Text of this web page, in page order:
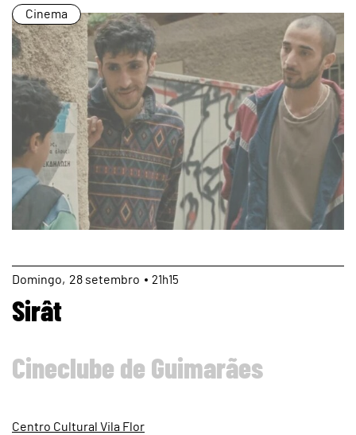
Cinema
page
28 setembro
Domingo 21h15
Sirât
Cineclube de Guimarães
Centro Cultural Vila Flor